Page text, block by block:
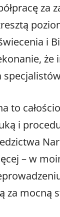
za
i
to
i
– w
mocną